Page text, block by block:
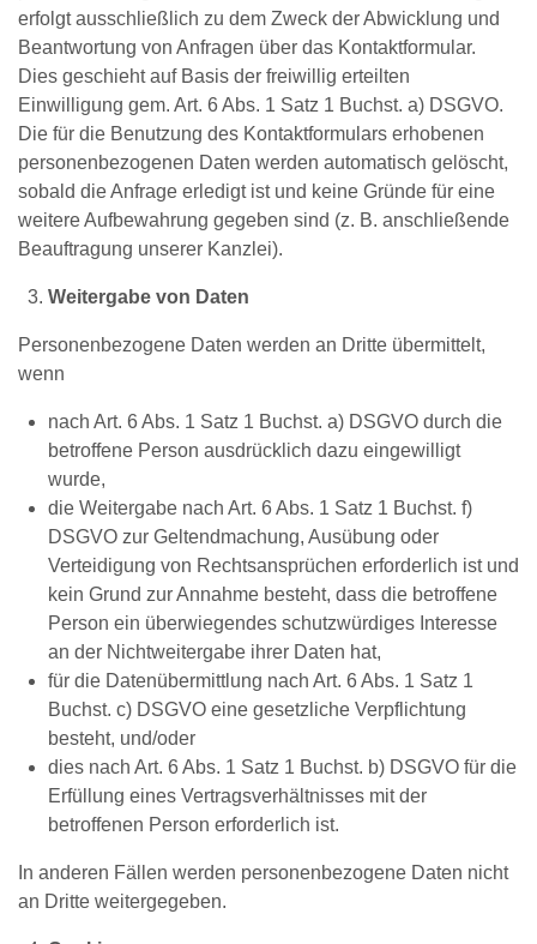
erfolgt ausschließlich zu dem Zweck der Abwicklung und
Beantwortung von Anfragen über das Kontaktformular.
Dies geschieht auf Basis der freiwillig erteilten
Einwilligung gem. Art. 6 Abs. 1 Satz 1 Buchst. a) DSGVO.
Die für die Benutzung des Kontaktformulars erhobenen
personenbezogenen Daten werden automatisch gelöscht,
sobald die Anfrage erledigt ist und keine Gründe für eine
weitere Aufbewahrung gegeben sind (z. B. anschließende
Beauftragung unserer Kanzlei).
Weitergabe von Daten
Personenbezogene Daten werden an Dritte übermittelt,
wenn
nach Art. 6 Abs. 1 Satz 1 Buchst. a) DSGVO durch die
betroffene Person ausdrücklich dazu eingewilligt
wurde,
die Weitergabe nach Art. 6 Abs. 1 Satz 1 Buchst. f)
DSGVO zur Geltendmachung, Ausübung oder
Verteidigung von Rechtsansprüchen erforderlich ist und
kein Grund zur Annahme besteht, dass die betroffene
Person ein überwiegendes schutzwürdiges Interesse
an der Nichtweitergabe ihrer Daten hat,
für die Datenübermittlung nach Art. 6 Abs. 1 Satz 1
Buchst. c) DSGVO eine gesetzliche Verpflichtung
besteht, und/oder
dies nach Art. 6 Abs. 1 Satz 1 Buchst. b) DSGVO für die
Erfüllung eines Vertragsverhältnisses mit der
betroffenen Person erforderlich ist.
In anderen Fällen werden personenbezogene Daten nicht
an Dritte weitergegeben.